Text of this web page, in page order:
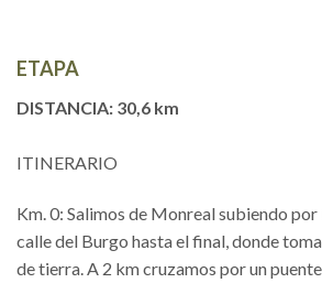
ETAPA
DISTANCIA: 30,6 km
ITINERARIO
Km. 0: Salimos de Monreal subiendo
calle del Burgo hasta el final, donde
de tierra. A 2 km cruzamos por un